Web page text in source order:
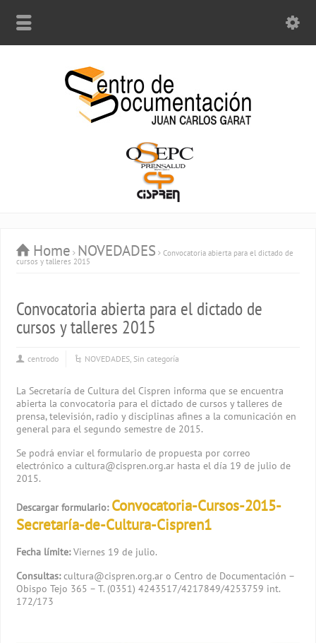
Home NOVEDADES
Convocatoria abierta para el dictado de
cursos y talleres 2015
Convocatoria abierta para el dictado de
cursos y talleres 2015
centrodo NOVEDADES, Sin categoría
La Secretaría de Cultura del Cispren informa que se encuentra
abierta la convocatoria para el dictado de cursos y talleres de
prensa, televisión, radio y disciplinas afines a la comunicación en
general para el segundo semestre de 2015.
Se podrá enviar el formulario de propuesta por correo
electrónico a cultura@cispren.org.ar hasta el día 19 de julio de
2015.
Descargar formulario: Convocatoria-Cursos-2015-
Secretaría-de-Cultura-Cispren1
Fecha límite:Viernes 19 de julio.
Consultas:cultura@cispren.org.ar o Centro de Documentación –
Obispo Tejo 365 – T. (0351) 4243517/4217849/4253759 int.
172/173